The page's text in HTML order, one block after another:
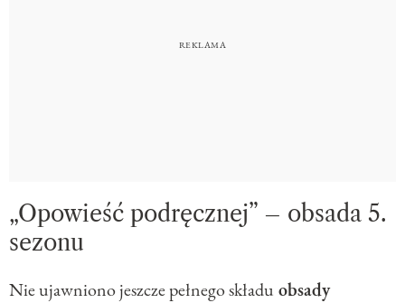
„Opowieść podręcznej” – obsada 5.
sezonu
Nie ujawniono jeszcze pełnego składu obsady